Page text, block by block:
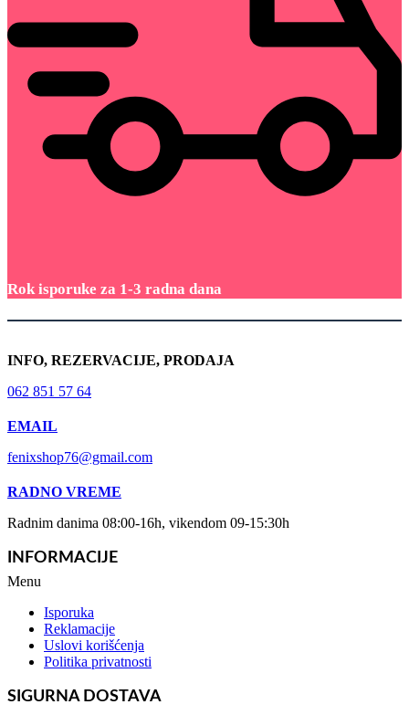
Rok isporuke za 1-3 radna dana
INFO, REZERVACIJE, PRODAJA
062 851 57 64
EMAIL
fenixshop76@gmail.com
RADNO VREME
Radnim danima 08:00-16h, vikendom 09-15:30h
INFORMACIJE
Menu
Isporuka
Reklamacije
Uslovi korišćenja
Politika privatnosti
SIGURNA DOSTAVA